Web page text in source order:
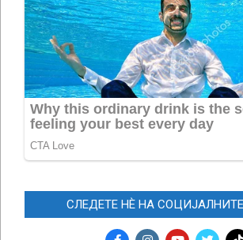
СЛЕДЕТЕ НЀ НА